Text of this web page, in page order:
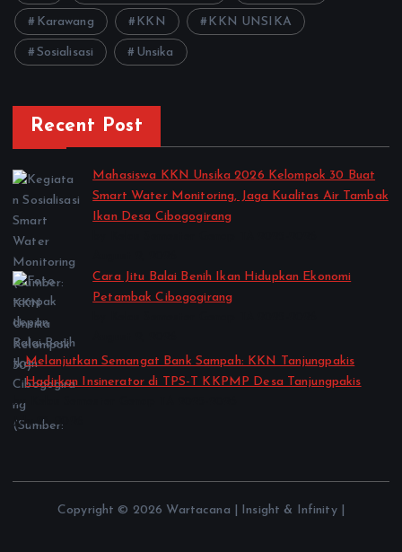
Karawang KKN KKN UNSIKA
Sosialisasi Unsika
Recent Post
Mahasiswa KKN Unsika 2026 Kelompok 30 Buat
Smart Water Monitoring, Jaga Kualitas Air Tambak
Ikan Desa Cibogogirang
Cara Jitu Balai Benih Ikan Hidupkan Ekonomi
Petambak Cibogogirang
Melanjutkan Semangat Bank Sampah: KKN Tanjungpakis
Hadirkan Insinerator di TPS-T KKPMP Desa Tanjungpakis
by Kelas Semester Genap TA 2025-2026
July 27, 2026
Copyright © 2026 Wartacana | Insight & Infinity |